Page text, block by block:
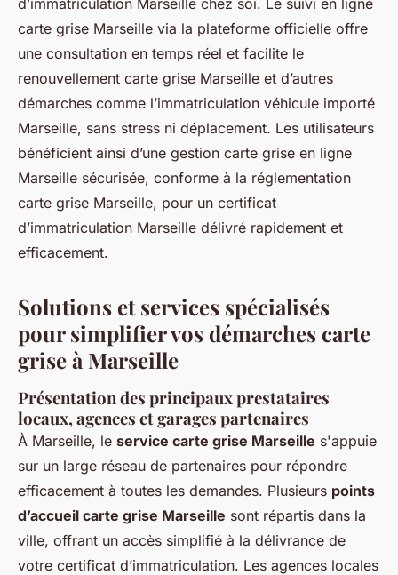
carte grise Marseille via la plateforme officielle offre
une consultation en temps réel et facilite le
renouvellement carte grise Marseille et d’autres
démarches comme l’immatriculation véhicule importé
Marseille, sans stress ni déplacement. Les utilisateurs
bénéficient ainsi d’une gestion carte grise en ligne
Marseille sécurisée, conforme à la réglementation
carte grise Marseille, pour un certificat
d’immatriculation Marseille délivré rapidement et
efficacement.
Solutions et services spécialisés
pour simplifier vos démarches carte
grise à Marseille
Présentation des principaux prestataires
locaux, agences et garages partenaires
À Marseille, le service carte grise Marseille s'appuie
sur un large réseau de partenaires pour répondre
efficacement à toutes les demandes. Plusieurs points
d’accueil carte grise Marseille sont répartis dans la
ville, offrant un accès simplifié à la délivrance de
votre certificat d’immatriculation. Les agences locales